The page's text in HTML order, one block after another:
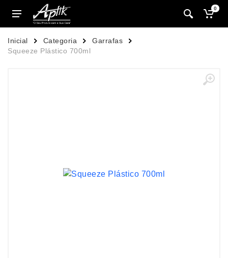
0
Inicial Categoria
Garrafas
Squeeze Plástico 700ml